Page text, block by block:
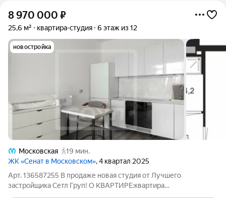
8 970 000 ₽
25,6 м² квартира-студия 6 этаж из 12
новостройка
Московская
19 мин.
ЖК «Сенат в Московском», 4 квартал 2025
Арт. 136587255 В продаже новая студия от Лучшего
застройщика Сетл Груп! О КВАРТИРЕ:квартира